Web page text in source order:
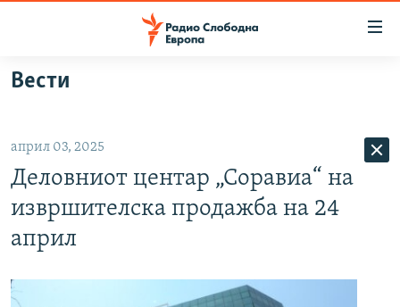
Оди
на
главната
навигација
Премини
на
ВИЗУЕЛНО
ВЕСТИ
ШТО ТРЕБА ДА ЗНАЕТЕ
ПРИЈАВИ СЕ ЗА ЊУЗЛЕТЕР
Вести
април 03, 2025
Деловниот центар „Соравиа“ на
извршителска продажба на 24
април